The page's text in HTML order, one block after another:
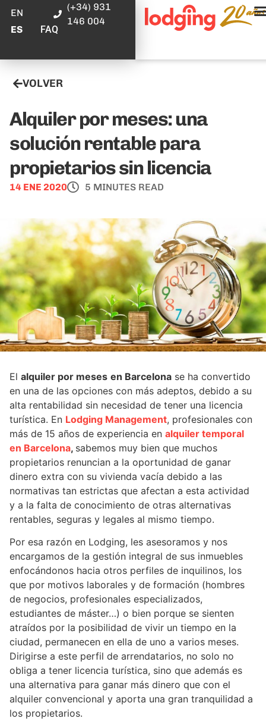
EN
ES
FAQ
(+34) 931
146 004
VOLVER
Alquiler por meses: una
solución rentable para
propietarios sin licencia
14 ENE 2020 5 MINUTES READ
El alquiler por meses en Barcelona se ha convertido
en una de las opciones con más adeptos, debido a su
alta rentabilidad sin necesidad de tener una licencia
turística. En Lodging Management, profesionales con
más de 15 años de experiencia en alquiler temporal
en Barcelona, sabemos muy bien que muchos
propietarios renuncian a la oportunidad de ganar
dinero extra con su vivienda vacía debido a las
normativas tan estrictas que afectan a esta actividad
y a la falta de conocimiento de otras alternativas
rentables, seguras y legales al mismo tiempo.
Por esa razón en Lodging, les asesoramos y nos
encargamos de la gestión integral de sus inmuebles
enfocándonos hacia otros perfiles de inquilinos, los
que por motivos laborales y de formación (hombres
de negocios, profesionales especializados,
estudiantes de máster…) o bien porque se sienten
atraídos por la posibilidad de vivir un tiempo en la
ciudad, permanecen en ella de uno a varios meses.
Dirigirse a este perfil de arrendatarios, no solo no
obliga a tener licencia turística, sino que además es
una alternativa para ganar más dinero que con el
alquiler convencional y aporta una gran tranquilidad a
los propietarios.